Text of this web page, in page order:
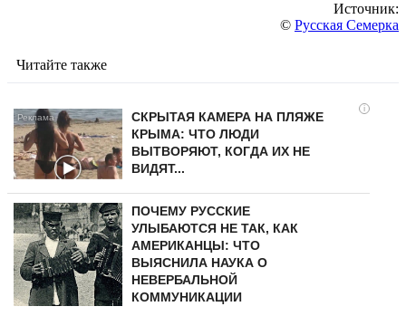
Источник:
© Русская Семерка
Читайте также
i
СКРЫТАЯ КАМЕРА НА ПЛЯЖЕ
КРЫМА: ЧТО ЛЮДИ
ВЫТВОРЯЮТ, КОГДА ИХ НЕ
ВИДЯТ...
ПОЧЕМУ РУССКИЕ
УЛЫБАЮТСЯ НЕ ТАК, КАК
АМЕРИКАНЦЫ: ЧТО
ВЫЯСНИЛА НАУКА О
НЕВЕРБАЛЬНОЙ
КОММУНИКАЦИИ